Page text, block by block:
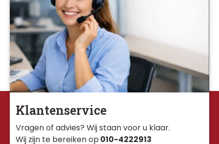
Klantenservice
Vragen of advies? Wij staan voor u klaar.
Wij zijn te bereiken op 010-4222913